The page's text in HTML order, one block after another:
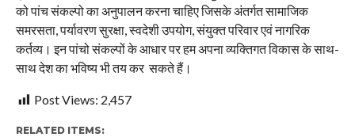
को पांच संकल्पो का अनुपालन करना चाहिए जिसके अंतर्गत सामाजिक
समरसता, पर्यावरण सुरक्षा, स्वदेशी उपयोग, संयुक्त परिवार एवं नागरिक
कर्तव्य। इन पांचो संकल्पों के आधार पर हम अपना व्यक्तिगत विकास के साथ-
साथ देश का भविष्य भी तय कर सकते हैं।
Post Views: 2,457
RELATED ITEMS: